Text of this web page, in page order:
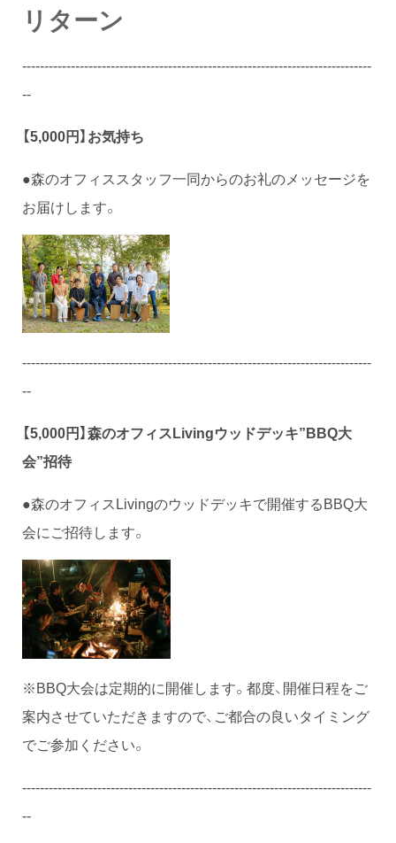
リターン
-------------------------------------------------------------------------------
--
【5,000円】お気持ち
●森のオフィススタッフ一同からのお礼のメッセージを
お届けします。
-------------------------------------------------------------------------------
--
【5,000円】森のオフィスLivingウッドデッキ”BBQ大
会”招待
●森のオフィスLivingのウッドデッキで開催するBBQ大
会にご招待します。
※BBQ大会は定期的に開催します。都度、開催日程をご
案内させていただきますので、ご都合の良いタイミング
でご参加ください。
-------------------------------------------------------------------------------
--